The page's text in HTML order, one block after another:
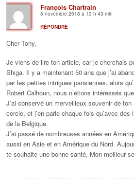
François Chartrain
8 novembre 2018 à 13 h 43 min
Cher Tony,
Je viens de lire ton article, car je cherchais
Shiga. Il y a maintenant 50 ans que j’ai
par les petites intrigues parisiennes, alors
Robert Calhoun, nous n’étions intéressés
J’ai conservé un merveilleux souvenir de
cercle, et j’en parle chaque fois qu’avec
de la Belgique.
J’ai passé de nombreuses années en
aussi en Asie et en Amérique du Nord.
te souhaite une bonne santé, Mon meilleur
RÉPONDRE